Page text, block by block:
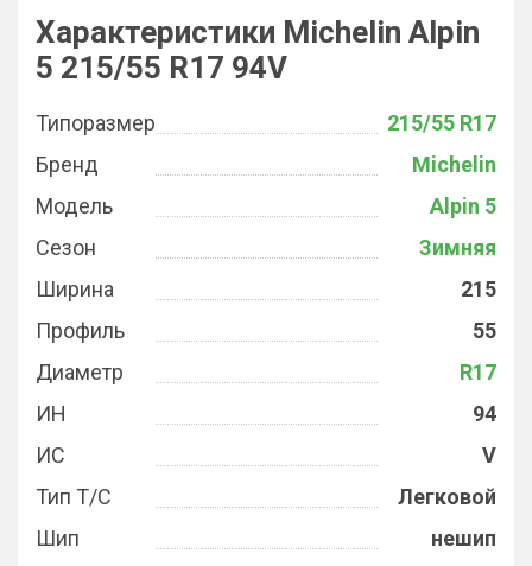
Характеристики Michelin Alpin
5 215/55 R17 94V
Типоразмер
215/55 R17
Бренд
Michelin
Модель
Alpin 5
Сезон
Зимняя
Ширина
215
Профиль
55
Диаметр
R17
ИН
94
ИС
V
Тип Т/С
Легковой
Шип
нешип